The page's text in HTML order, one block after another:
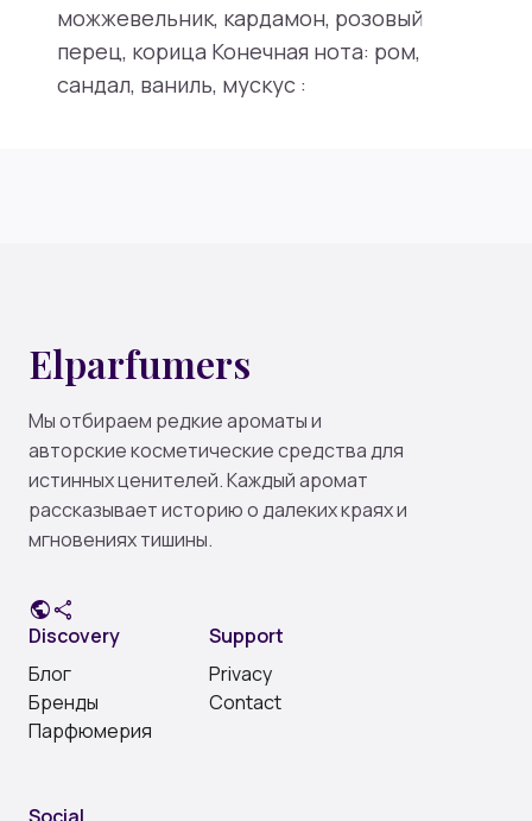
можжевельник, кардамон, розовый
перец, корица Конечная нота: ром,
сандал, ваниль, мускус :
Elparfumers
Мы отбираем редкие ароматы и
авторские косметические средства для
истинных ценителей. Каждый аромат
рассказывает историю о далеких краях и
мгновениях тишины.
publicshare
Discovery
Блог
Бренды
Парфюмерия
Support
Privacy
Contact